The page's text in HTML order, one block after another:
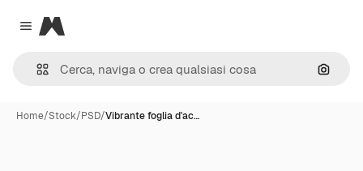
Close menu
Magnific
Cerca
Home/Stock/PSD/Vibrante foglia d'ac…